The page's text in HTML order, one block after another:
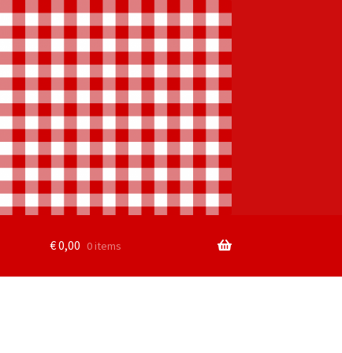
€0,00 0 items